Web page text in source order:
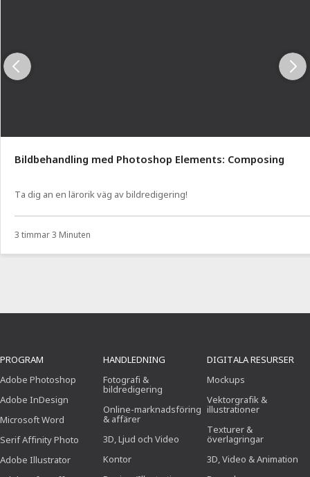
Bildbehandling med Photoshop Elements: Composing
Ta dig an en lärorik väg av bildredigering!
3 timmar 3 Minuten
PROGRAM
Adobe Photoshop
Adobe InDesign
Microsoft Word
Serif Affinity Photo
Adobe Illustrator
HANDLEDNING
Fotografi &
bildredigering
Online-marknadsföring
& affärer
3D, Ljud och Video
Kontor
DIGITALA RESURSER
Mockups
Vektorgrafik &
illustrationer
Texturer &
överlagringar
3D, Video & Animation